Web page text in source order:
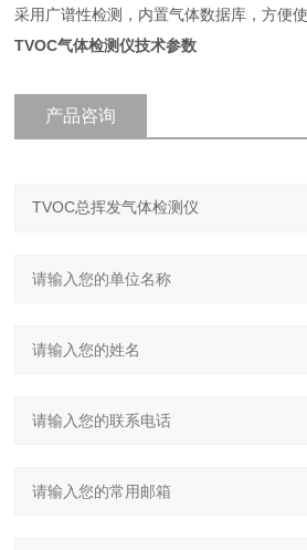
采用广谱性检测，内置气体数据库，方便
TVOC气体检测仪技术参数
产品咨询